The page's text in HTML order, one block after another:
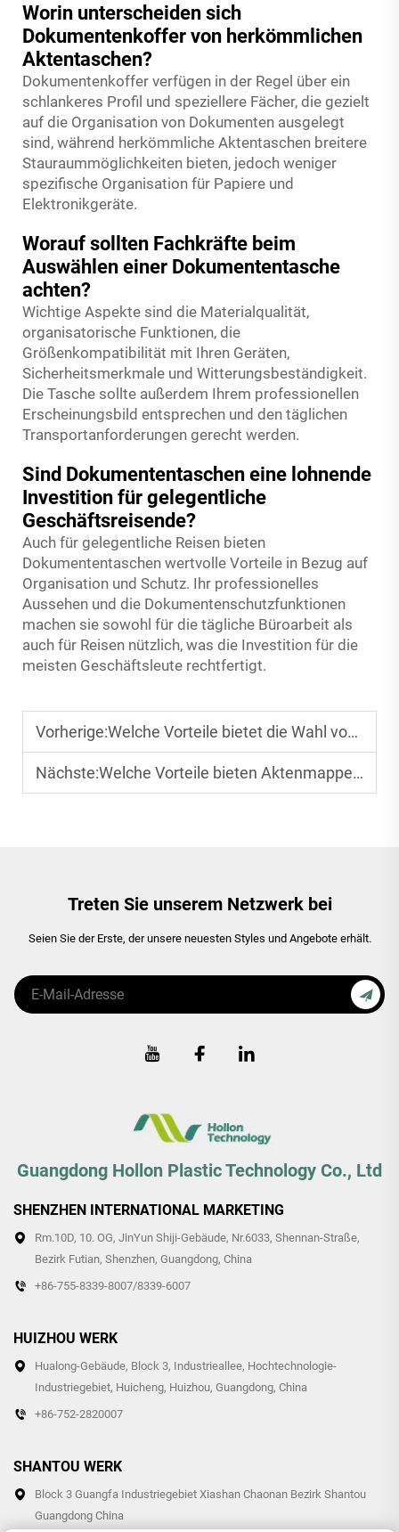
Worin unterscheiden sich
Dokumentenkoffer von herkömmlichen
Aktentaschen?
Dokumentenkoffer verfügen in der Regel über ein
schlankeres Profil und speziellere Fächer, die gezielt
auf die Organisation von Dokumenten ausgelegt
sind, während herkömmliche Aktentaschen breitere
Stauraummöglichkeiten bieten, jedoch weniger
spezifische Organisation für Papiere und
Elektronikgeräte.
Worauf sollten Fachkräfte beim
Auswählen einer Dokumententasche
achten?
Wichtige Aspekte sind die Materialqualität,
organisatorische Funktionen, die
Größenkompatibilität mit Ihren Geräten,
Sicherheitsmerkmale und Witterungsbeständigkeit.
Die Tasche sollte außerdem Ihrem professionellen
Erscheinungsbild entsprechen und den täglichen
Transportanforderungen gerecht werden.
Sind Dokumententaschen eine lohnende
Investition für gelegentliche
Geschäftsreisende?
Auch für gelegentliche Reisen bieten
Dokumententaschen wertvolle Vorteile in Bezug auf
Organisation und Schutz. Ihr professionelles
Aussehen und die Dokumentenschutzfunktionen
machen sie sowohl für die tägliche Büroarbeit als
auch für Reisen nützlich, was die Investition für die
meisten Geschäftsleute rechtfertigt.
Vorherige:Welche Vorteile bietet die Wahl von umweltfreundlichen Abfüllprodukten
Nächste:Welche Vorteile bieten Aktenmappe gegenüber Ordnern
Treten Sie unserem Netzwerk bei
Seien Sie der Erste, der unsere neuesten Styles und Angebote erhält.
Guangdong Hollon Plastic Technology Co., Ltd
SHENZHEN INTERNATIONAL MARKETING
Rm.10D, 10. OG, JinYun Shiji-Gebäude, Nr.6033, Shennan-Straße,
Bezirk Futian, Shenzhen, Guangdong, China
+86-755-8339-8007/8339-6007
HUIZHOU WERK
Hualong-Gebäude, Block 3, Industrieallee, Hochtechnologie-
Industriegebiet, Huicheng, Huizhou, Guangdong, China
+86-752-2820007
SHANTOU WERK
Block 3 Guangfa Industriegebiet Xiashan Chaonan Bezirk Shantou
Guangdong China